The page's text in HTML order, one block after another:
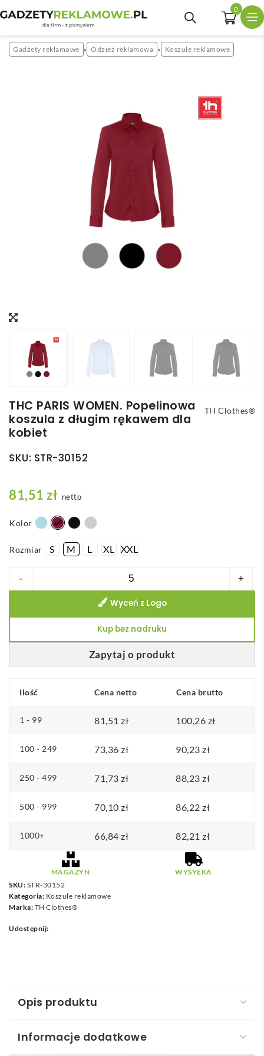
0
Gadżety reklamowe » Odzież reklamowa » Koszule reklamowe
THC PARIS WOMEN. Popelinowa
koszula z długim rękawem dla
kobiet
TH Clothes®
SKU: STR-30152
81,51 zł netto
Kolor
Rozmiar S M L XL XXL
-
THC
z
dla
+
Zapytaj o produkt
Wyceń z Logo
Kup bez nadruku
Ilość Cena netto Cena brutto
1 - 99 81,51 zł 100,26 zł
100 - 249 73,36 zł 90,23 zł
250 - 499 71,73 zł 88,23 zł
500 - 999 70,10 zł 86,22 zł
1000+ 66,84 zł 82,21 zł
MAGAZYN
WYSYŁKA
SKU: STR-30152
Kategoria: Koszule reklamowe
Marka: TH Clothes®
Udostępnij:
Opis produktu
Informacje dodatkowe